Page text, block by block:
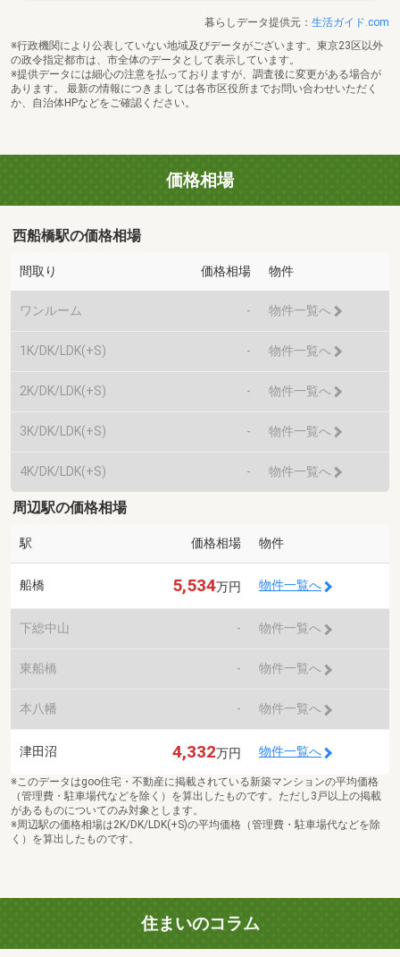
暮らしデータ提供元： 生活ガイド.com
※行政機関により公表していない地域及びデータがございます。東京23区以外
の政令指定都市は、市全体のデータとして表示しています。
※提供データには細心の注意を払っておりますが、調査後に変更がある場合が
あります。 最新の情報につきましては各市区役所までお問い合わせいただく
か、自治体HPなどをご確認ください。
価格相場
西船橋駅の価格相場
間取り 価格相場 物件
ワンルーム - 物件一覧へ
1K/DK/LDK(+S) - 物件一覧へ
2K/DK/LDK(+S) - 物件一覧へ
3K/DK/LDK(+S) - 物件一覧へ
4K/DK/LDK(+S) - 物件一覧へ
周辺駅の価格相場
駅 価格相場 物件
船橋 5,534万円 物件一覧へ
下総中山 - 物件一覧へ
東船橋 - 物件一覧へ
本八幡 - 物件一覧へ
津田沼 4,332万円 物件一覧へ
※このデータはgoo住宅・不動産に掲載されている新築マンションの平均価格
（管理費・駐車場代などを除く）を算出したものです。ただし3戸以上の掲載
があるものについてのみ対象とします。
※周辺駅の価格相場は2K/DK/LDK(+S)の平均価格（管理費・駐車場代などを除
く）を算出したものです。
住まいのコラム